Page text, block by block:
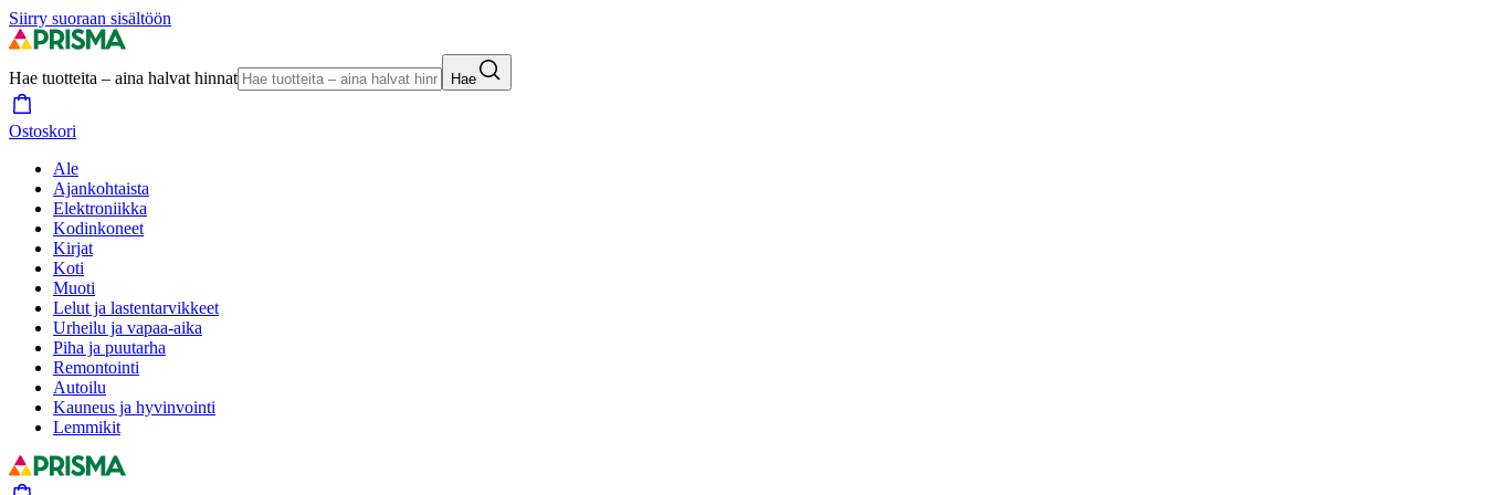
Siirry suoraan sisältöön
Hae tuotteita – aina halvat hinnat Hae
Ostoskori
Ale
Ajankohtaista
Elektroniikka
Kodinkoneet
Kirjat
Koti
Muoti
Lelut ja lastentarvikkeet
Urheilu ja vapaa-aika
Piha ja puutarha
Remontointi
Autoilu
Kauneus ja hyvinvointi
Lemmikit